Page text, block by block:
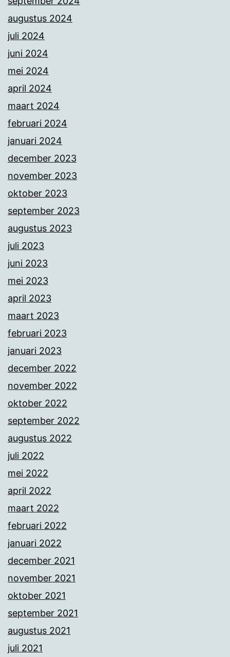
augustus 2024
juli 2024
juni 2024
mei 2024
april 2024
maart 2024
februari 2024
januari 2024
december 2023
november 2023
oktober 2023
september 2023
augustus 2023
juli 2023
juni 2023
mei 2023
april 2023
maart 2023
februari 2023
januari 2023
december 2022
november 2022
oktober 2022
september 2022
augustus 2022
juli 2022
mei 2022
april 2022
maart 2022
februari 2022
januari 2022
december 2021
november 2021
oktober 2021
september 2021
augustus 2021
juli 2021